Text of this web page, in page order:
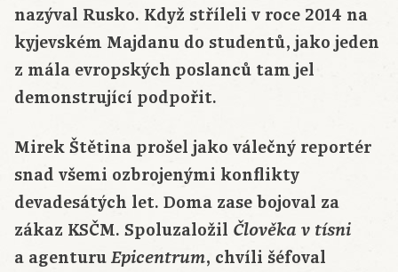
nazýval Rusko. Když stříleli v roce 2014 na
kyjevském Majdanu do studentů, jako jeden
z mála evropských poslanců tam jel
demonstrující podpořit.
Mirek Štětina prošel jako válečný reportér
snad všemi ozbrojenými konflikty
devadesátých let. Doma zase bojoval za
zákaz KSČM. Spoluzaložil Člověka v tísni
a agenturu Epicentrum, chvíli šéfoval